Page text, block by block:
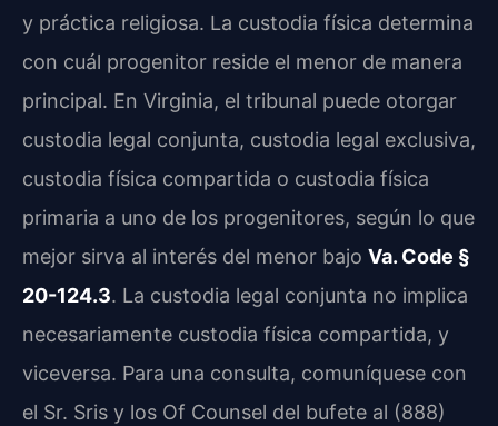
y práctica religiosa. La custodia física determina
con cuál progenitor reside el menor de manera
principal. En Virginia, el tribunal puede otorgar
custodia legal conjunta, custodia legal exclusiva,
custodia física compartida o custodia física
primaria a uno de los progenitores, según lo que
mejor sirva al interés del menor bajo Va. Code §
20-124.3. La custodia legal conjunta no implica
necesariamente custodia física compartida, y
viceversa. Para una consulta, comuníquese con
el Sr. Sris y los Of Counsel del bufete al (888)